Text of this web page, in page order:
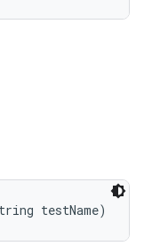
testName)